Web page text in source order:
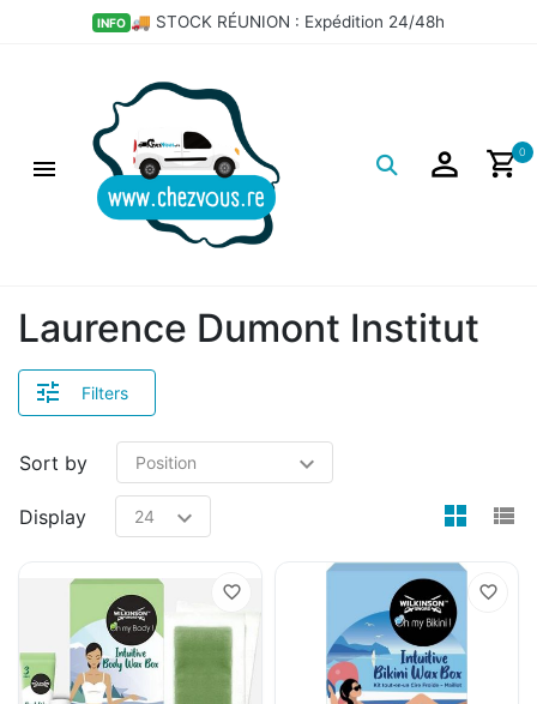
INFO 🚚 STOCK RÉUNION : Expédition 24/48h
0
Laurence Dumont Institut
Filters
Sort by
Display